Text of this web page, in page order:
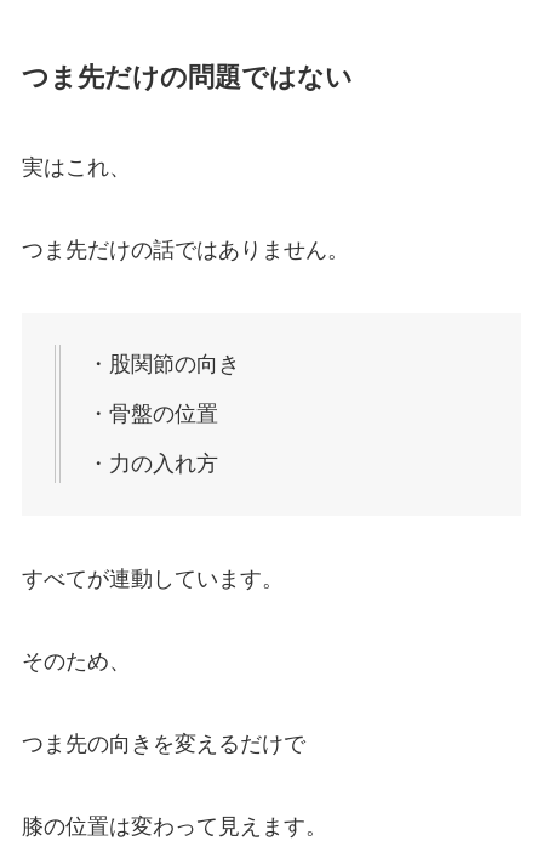
つま先だけの問題ではない
実はこれ、
つま先だけの話ではありません。
・股関節の向き
・骨盤の位置
・力の入れ方
すべてが連動しています。
そのため、
つま先の向きを変えるだけで
膝の位置は変わって見えます。